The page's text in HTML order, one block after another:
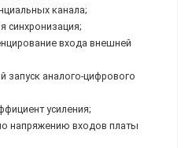
канала;
синхронизация;
входа внешней
запуск аналого-цифрового
усиления;
напряжению входов платы